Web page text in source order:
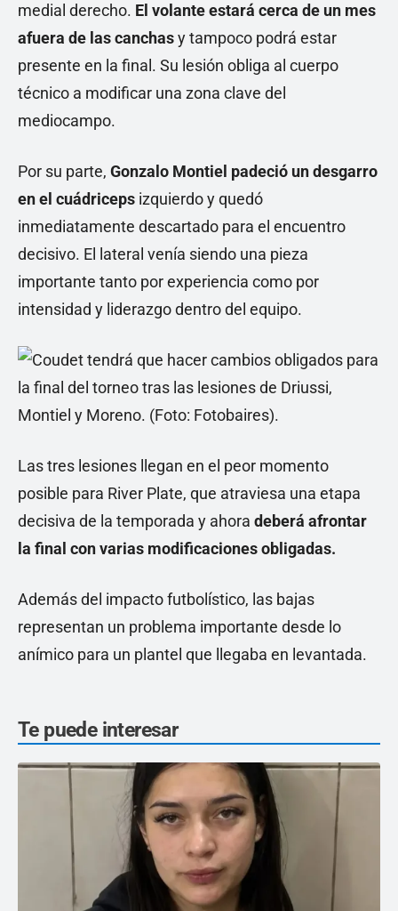
medial derecho. El volante estará cerca de un mes
afuera de las canchasy tampoco podrá estar
presente en la final. Su lesión obliga al cuerpo
técnico a modificar una zona clave del
mediocampo.
Por su parte, Gonzalo Montiel padeció un desgarro
en el cuádriceps izquierdo y quedó
inmediatamente descartado para el encuentro
decisivo. El lateral venía siendo una pieza
importante tanto por experiencia como por
intensidad y liderazgo dentro del equipo.
Las tres lesiones llegan en el peor momento
posible para River Plate, que atraviesa una etapa
decisiva de la temporada y ahora deberá afrontar
la final con varias modificaciones obligadas.
Además del impacto futbolístico, las bajas
representan un problema importante desde lo
anímico para un plantel que llegaba en levantada.
Te puede interesar